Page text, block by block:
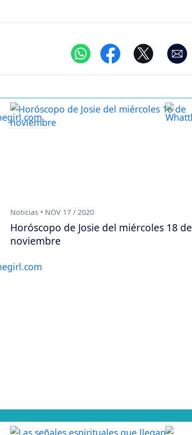
Noticias • NOV 17 / 2020
Horóscopo de Josie del miércoles 18 de
noviembre